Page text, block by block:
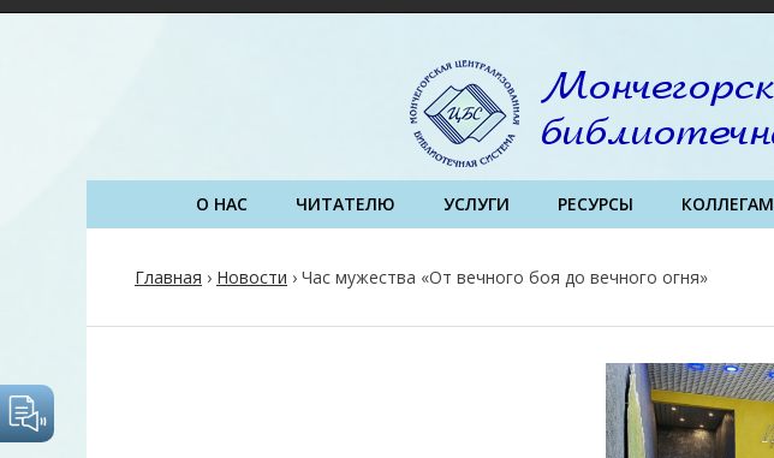
О НАС ЧИТАТЕЛЮ УСЛУГИ РЕСУРСЫ КОЛЛЕГАМ
Главная › Новости › Час мужества «От вечного боя до вечного огня»